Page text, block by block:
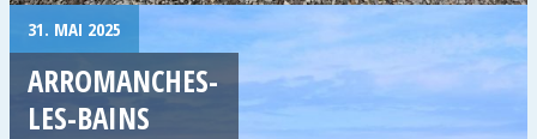
31. MAI 2025
ARROMANCHES-
LES-BAINS